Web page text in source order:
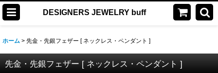
DESIGNERS JEWELRY buff
ホーム > 先金・先銀フェザー [ ネックレス・ペンダント ]
先金・先銀フェザー [ ネックレス・ペンダント ]